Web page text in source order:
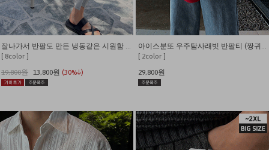
잘나가서 반팔도 만든 냉동같은 시원함 쫀쫀와플 반팔 티셔츠
[ 8color ]
19,800원 13,800원 (30%↓)
아이스분또 우주탐사래빗 반팔티 (짱귀여움)
[ 2color ]
29,800원